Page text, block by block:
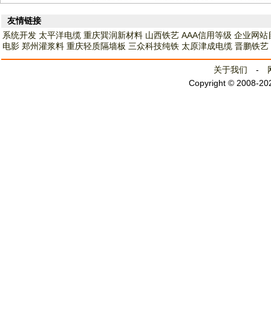
友情链接
系统开发 太平洋电缆 重庆巽润新材料 山西铁艺 AAA信用等级 企业网站
电影 郑州灌浆料 重庆轻质隔墙板 三众科技纯铁 太原津成电缆 晋鹏铁艺
关于我们 -
Copyright © 2008-